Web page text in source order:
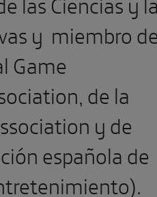
y miembro
Game
de la
y de
española de